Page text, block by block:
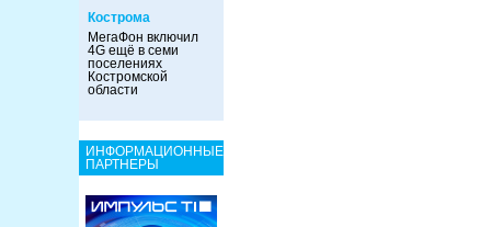
Кострома
МегаФон включил
4G ещё в семи
поселениях
Костромской
области
ИНФОРМАЦИОННЫЕ
ПАРТНЕРЫ